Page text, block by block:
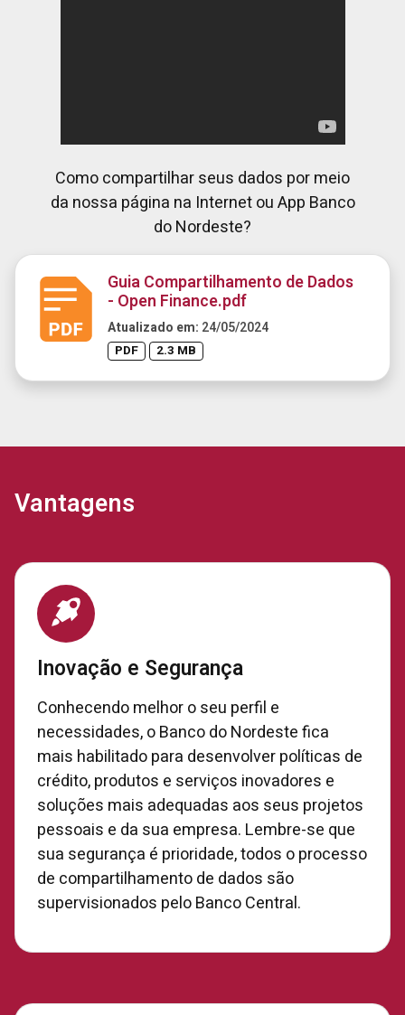
Como compartilhar seus dados por meio
da nossa página na Internet ou App Banco
do Nordeste?
Guia Compartilhamento de Dados
- Open Finance.pdf
Atualizado em: 24/05/2024
PDF 2.3 MB
Vantagens
Inovação e Segurança
Conhecendo melhor o seu perfil e
necessidades, o Banco do Nordeste fica
mais habilitado para desenvolver políticas de
crédito, produtos e serviços inovadores e
soluções mais adequadas aos seus projetos
pessoais e da sua empresa. Lembre-se que
sua segurança é prioridade, todos o processo
de compartilhamento de dados são
supervisionados pelo Banco Central.